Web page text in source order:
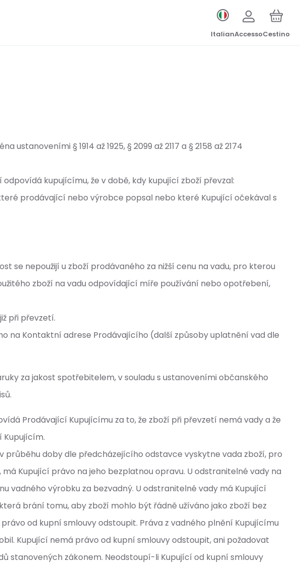
ItalianAccessoCestino
§ 1914 až 1925, § 2099 až 2117 a § 2158 až 2174
kupujícímu, že v době, kdy kupující zboží převzal:
prodávající nebo výrobce popsal nebo které Kupující očekával s
se nepoužijí u zboží prodávaného za nižší cenu na vadu, pro kterou
zboží na vadu odpovídající míře používání nebo opotřebení,
při převzetí.
na Kontaktní adrese Prodávajícího (další způsoby uplatnění vad dle
za jakost spotřebitelem, v souladu s ustanoveními občanského
Prodávající Kupujícímu za to, že zboží při převzetí nemá vady a že
Kupujícím.
doby dle předcházejícího odstavce vyskytne vada zboží, pro
Kupující právo na jeho bezplatnou opravu. U odstranitelné vady na
vadného výrobku za bezvadný. U odstranitelné vady má Kupující
brání tomu, aby zboží mohlo být řádně užíváno jako zboží bez
od kupní smlouvy odstoupit. Práva z vadného plnění Kupujícímu
Kupující nemá právo od kupní smlouvy odstoupit, ani požadovat
stanovených zákonem. Neodstoupí-li Kupující od kupní smlouvy